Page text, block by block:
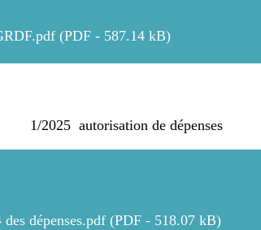
(PDF - 587.14 kB)
autorisation de dépenses
des dépenses.pdf (PDF - 518.07 kB)